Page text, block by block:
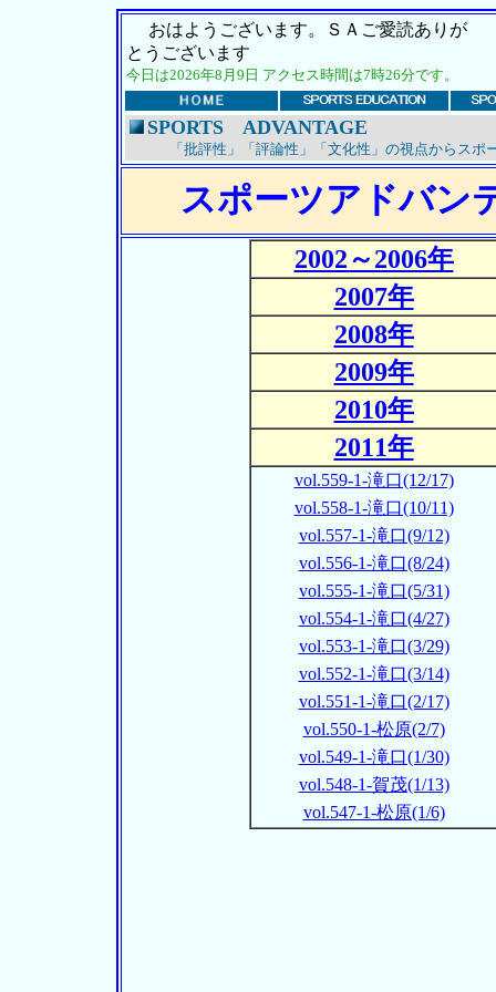
おはようございます。ＳＡご愛読ありが
とうございます
今日は2026年8月9日 アクセス時間は7時26分です。
SPORTS ADVANTAGE
「批評性」「評論性」「文化性」の視点からスポ
スポーツアドバン
2002～2006年
2007年
2008年
2009年
2010年
2011年
vol.559-1-滝口(12/17)
vol.558-1-滝口(10/11)
vol.557-1-滝口(9/12)
vol.556-1-滝口(8/24)
vol.555-1-滝口(5/31)
vol.554-1-滝口(4/27)
vol.553-1-滝口(3/29)
vol.552-1-滝口(3/14)
vol.551-1-滝口(2/17)
vol.550-1-松原(2/7)
vol.549-1-滝口(1/30)
vol.548-1-賀茂(1/13)
vol.547-1-松原(1/6)